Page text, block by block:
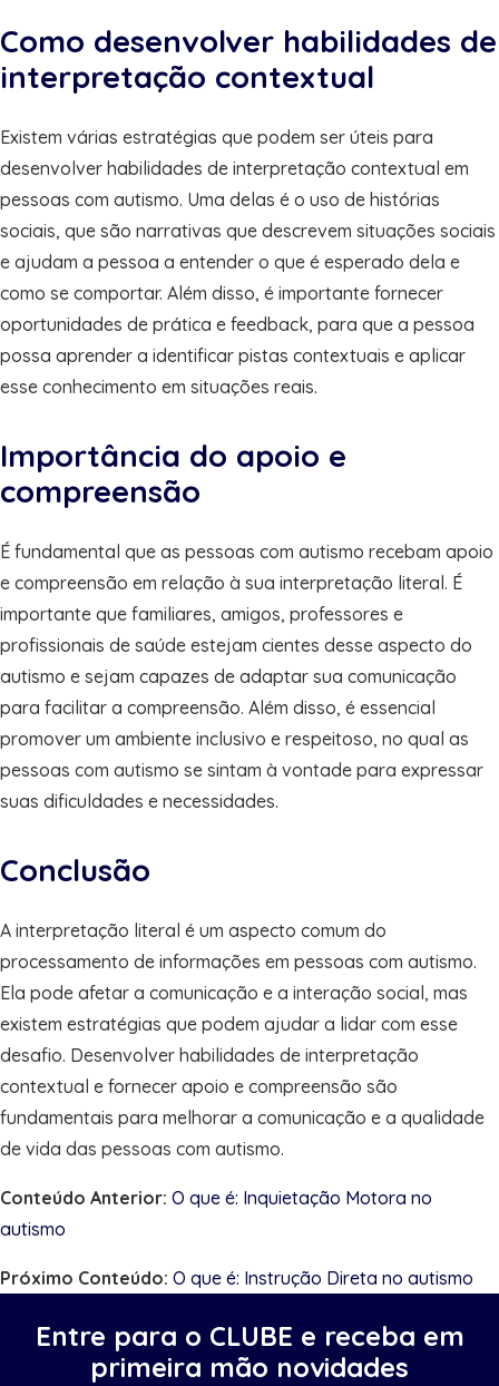
Como desenvolver habilidades de
interpretação contextual
Existem várias estratégias que podem ser úteis para
desenvolver habilidades de interpretação contextual em
pessoas com autismo. Uma delas é o uso de histórias
sociais, que são narrativas que descrevem situações sociais
e ajudam a pessoa a entender o que é esperado dela e
como se comportar. Além disso, é importante fornecer
oportunidades de prática e feedback, para que a pessoa
possa aprender a identificar pistas contextuais e aplicar
esse conhecimento em situações reais.
Importância do apoio e
compreensão
É fundamental que as pessoas com autismo recebam apoio
e compreensão em relação à sua interpretação literal. É
importante que familiares, amigos, professores e
profissionais de saúde estejam cientes desse aspecto do
autismo e sejam capazes de adaptar sua comunicação
para facilitar a compreensão. Além disso, é essencial
promover um ambiente inclusivo e respeitoso, no qual as
pessoas com autismo se sintam à vontade para expressar
suas dificuldades e necessidades.
Conclusão
A interpretação literal é um aspecto comum do
processamento de informações em pessoas com autismo.
Ela pode afetar a comunicação e a interação social, mas
existem estratégias que podem ajudar a lidar com esse
desafio. Desenvolver habilidades de interpretação
contextual e fornecer apoio e compreensão são
fundamentais para melhorar a comunicação e a qualidade
de vida das pessoas com autismo.
Conteúdo Anterior: O que é: Inquietação Motora no
autismo
Próximo Conteúdo: O que é: Instrução Direta no autismo
Entre para o CLUBE e receba em
primeira mão novidades